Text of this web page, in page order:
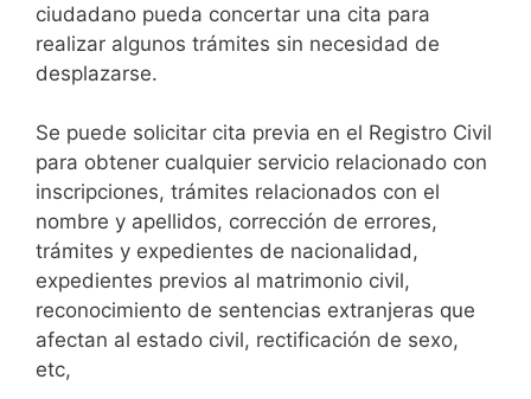
ciudadano pueda concertar una cita para
realizar algunos trámites sin necesidad de
desplazarse.​
Se puede solicitar cita previa en el Registro Civil
para obtener cualquier servicio relacionado con
inscripciones, trámites relacionados con el
nombre y apellidos, corrección de errores,
trámites y expedientes de nacionalidad,
expedientes previos al matrimonio civil,
reconocimiento de sentencias extranjeras que
afectan al estado civil, rectificación de sexo,
etc,